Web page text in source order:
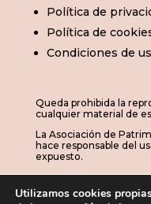
Política de
Política de
Condiciones de
Queda prohibida la
cualquier material de
La Asociación de
hace responsable del
expuesto.
Utilizamos cookies